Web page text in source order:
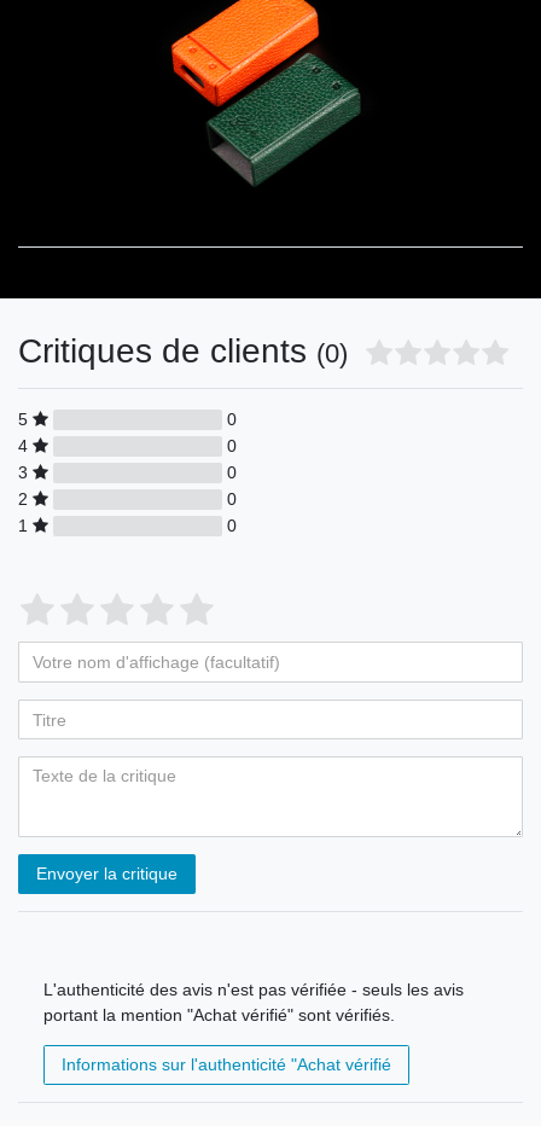
Critiques de clients (0)
5
0
4
0
3
0
2
0
1
0
Envoyer la critique
L'authenticité des avis n'est pas vérifiée - seuls les avis
portant la mention "Achat vérifié" sont vérifiés.
Informations sur l'authenticité "Achat vérifié